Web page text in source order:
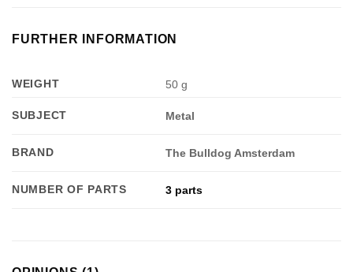
FURTHER INFORMATION
WEIGHT 50 g
SUBJECT Metal
BRAND The Bulldog Amsterdam
NUMBER OF PARTS 3 parts